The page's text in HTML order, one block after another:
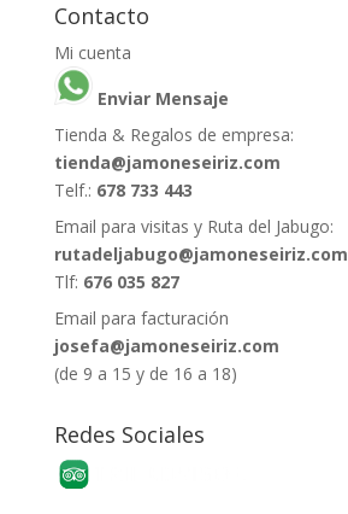
Contacto
Mi cuenta
Enviar Mensaje
Tienda & Regalos de empresa:
tienda@jamoneseiriz.com
Telf.: 678 733 443
Email para visitas y Ruta del Jabugo:
rutadeljabugo@jamoneseiriz.com
Tlf: 676 035 827
Email para facturación
josefa@jamoneseiriz.com
(de 9 a 15 y de 16 a 18)
Redes Sociales